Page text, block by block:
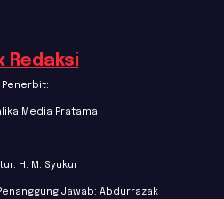
Redaksi
Penerbit:
Media Pratama
H. M. Syukur
Jawab: Abdurrazak